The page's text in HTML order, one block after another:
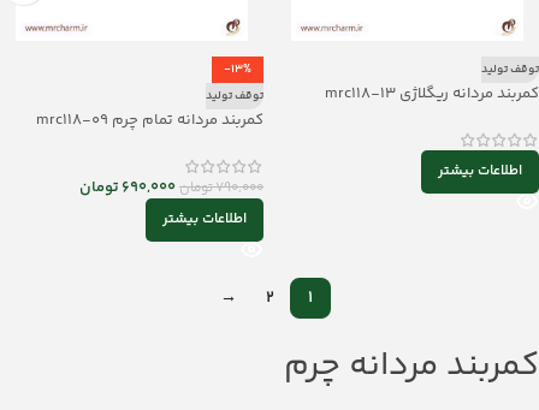
توقف تولید
کمربند مردانه ریگلاژی mrc118-13
اطلاعات بیشتر
-13%
توقف تولید
کمربند مردانه تمام چرم mrc118-09
790,000تومان690,000 تومان
اطلاعات بیشتر
1
2
→
کمربند مردانه چرم